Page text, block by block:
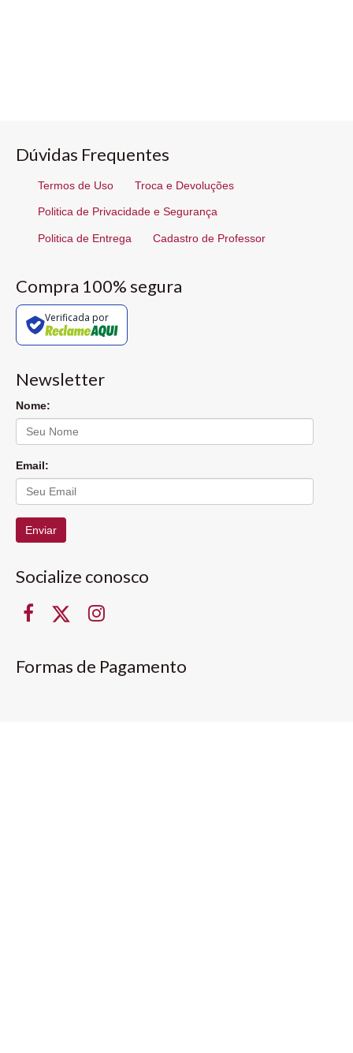
Dúvidas Frequentes
Termos de Uso Troca e Devoluções
Politica de Privacidade e Segurança
Politica de Entrega Cadastro de Professor
Compra 100% segura
Verificada por
Newsletter
Nome:
Email:
Enviar
Socialize conosco
Formas de Pagamento